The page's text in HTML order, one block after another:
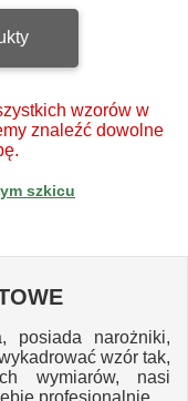
wzorów w
znaleźć dowolne
szkicu
posiada narożniki,
wzór tak,
wymiarów, nasi
profesjonalnie.